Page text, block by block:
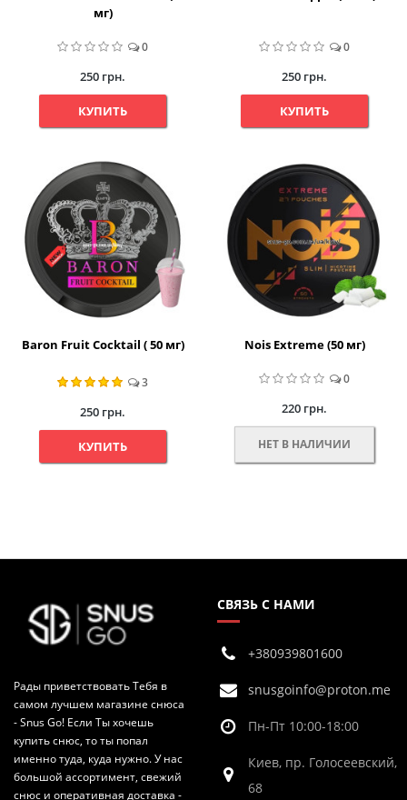
мг)
0
250 грн.
КУПИТЬ
0
250 грн.
КУПИТЬ
Baron Fruit Cocktail ( 50 мг)
3
250 грн.
КУПИТЬ
Nois Extreme (50 мг)
0
220 грн.
НЕТ В НАЛИЧИИ
Рады приветствовать Тебя в
самом лучшем магазине снюса
- Snus Go! Если Ты хочешь
купить снюс, то ты попал
именно туда, куда нужно. У нас
большой ассортимент, свежий
снюс и оперативная доставка -
СВЯЗЬ С НАМИ
+380939801600
snusgoinfo@proton.me
Пн-Пт 10:00-18:00
Киев, пр. Голосеевский,
68